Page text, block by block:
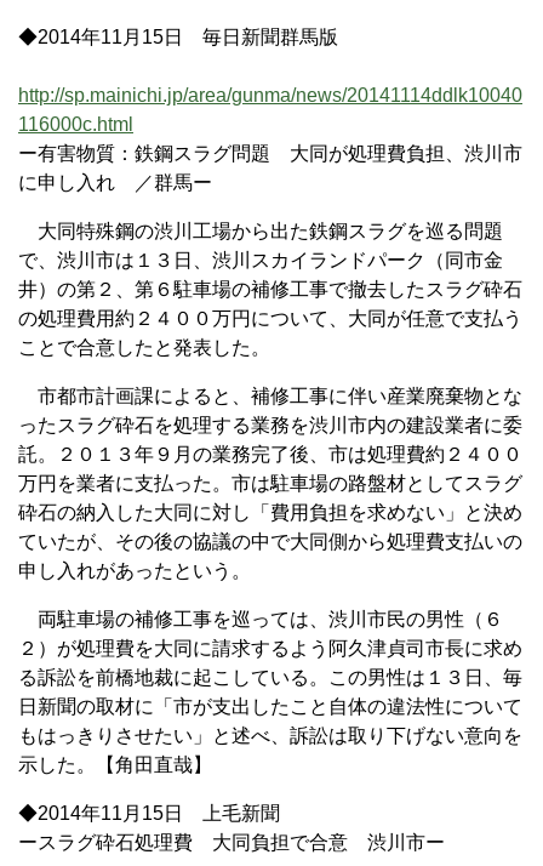
◆2014年11月15日 毎日新聞群馬版
http://sp.mainichi.jp/area/gunma/news/20141114ddlk10040
116000c.html
ー有害物質：鉄鋼スラグ問題 大同が処理費負担、渋川市
に申し入れ ／群馬ー
大同特殊鋼の渋川工場から出た鉄鋼スラグを巡る問題
で、渋川市は１３日、渋川スカイランドパーク（同市金
井）の第２、第６駐車場の補修工事で撤去したスラグ砕石
の処理費用約２４００万円について、大同が任意で支払う
ことで合意したと発表した。
市都市計画課によると、補修工事に伴い産業廃棄物とな
ったスラグ砕石を処理する業務を渋川市内の建設業者に委
託。２０１３年９月の業務完了後、市は処理費約２４００
万円を業者に支払った。市は駐車場の路盤材としてスラグ
砕石の納入した大同に対し「費用負担を求めない」と決め
ていたが、その後の協議の中で大同側から処理費支払いの
申し入れがあったという。
両駐車場の補修工事を巡っては、渋川市民の男性（６
２）が処理費を大同に請求するよう阿久津貞司市長に求め
る訴訟を前橋地裁に起こしている。この男性は１３日、毎
日新聞の取材に「市が支出したこと自体の違法性について
もはっきりさせたい」と述べ、訴訟は取り下げない意向を
示した。【角田直哉】
◆2014年11月15日 上毛新聞
ースラグ砕石処理費 大同負担で合意 渋川市ー